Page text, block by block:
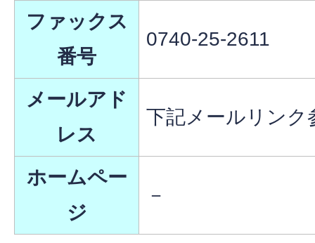
ファックス
番号
0740-25-2611
メールアド
レス
下記メールリンク
ホームペー
ジ
－